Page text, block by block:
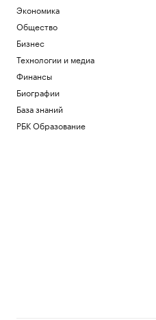
Экономика
Общество
Бизнес
Технологии и медиа
Финансы
Биографии
База знаний
РБК Образование